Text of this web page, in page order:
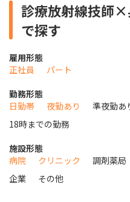
診療放射線技師
で探す
雇用形態
正社員
パート
勤務形態
日勤帯
夜勤あり 準夜勤あ
18時までの勤務
施設形態
病院
クリニック 調剤薬局
企業
その他